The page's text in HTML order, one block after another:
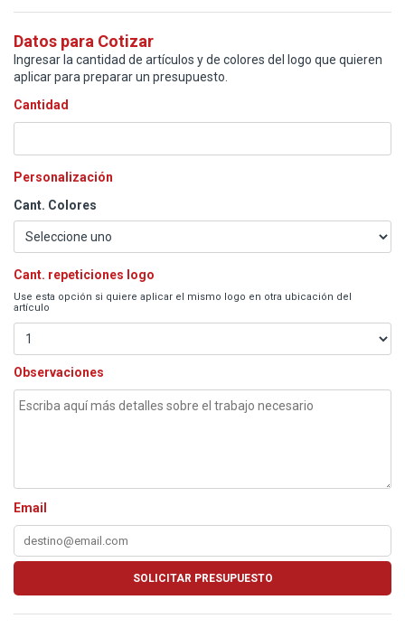
Datos para Cotizar
Ingresar la cantidad de artículos y de colores del logo que quieren
aplicar para preparar un presupuesto.
Cantidad
Personalización
Cant. Colores
Cant. repeticiones logo
Use esta opción si quiere aplicar el mismo logo en otra ubicación del
artículo
Observaciones
Email